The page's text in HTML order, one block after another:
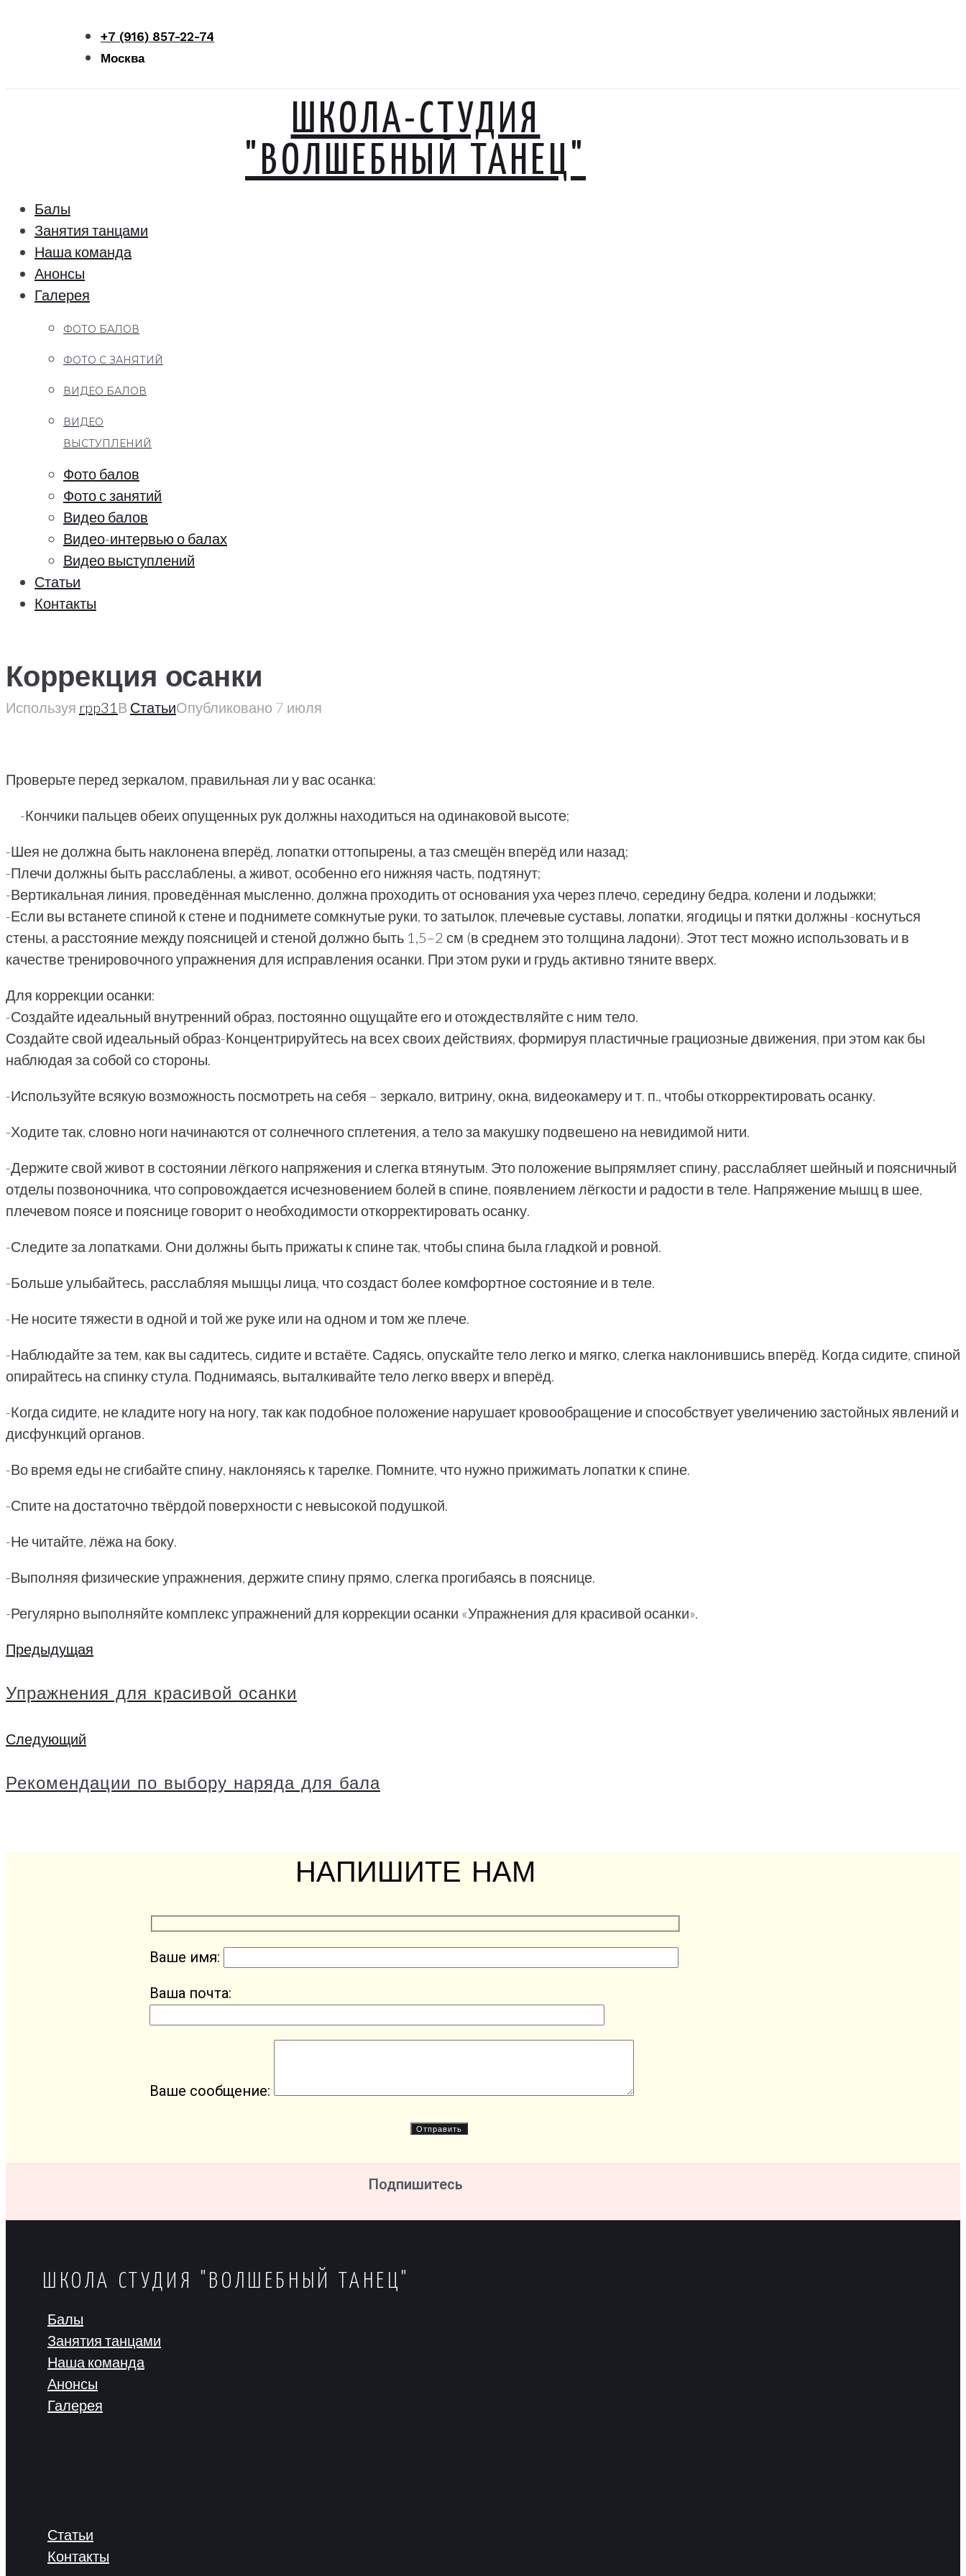
+7 (916) 857-22-74
Москва
ШКОЛА-СТУДИЯ
"ВОЛШЕБНЫЙ ТАНЕЦ"
Балы
Занятия танцами
Наша команда
Анонсы
Галерея
ФОТО БАЛОВ
ФОТО С ЗАНЯТИЙ
ВИДЕО БАЛОВ
ВИДЕО
ВЫСТУПЛЕНИЙ
Фото балов
Фото с занятий
Видео балов
Видео-интервью о балах
Видео выступлений
Статьи
Контакты
Коррекция осанки
Используя rpp31 В СтатьиОпубликовано 7 июля
Проверьте перед зеркалом, правильная ли у вас осанка:
-Кончики пальцев обеих опущенных рук должны находиться на одинаковой высоте;
-Шея не должна быть наклонена вперёд, лопатки оттопырены, а таз смещён вперёд или назад;
-Плечи должны быть расслаблены, а живот, особенно его нижняя часть, подтянут;
-Вертикальная линия, проведённая мысленно, должна проходить от основания уха через плечо, середину бедра, колени и лодыжки;
-Если вы встанете спиной к стене и поднимете сомкнутые руки, то затылок, плечевые суставы, лопатки, ягодицы и пятки должны -коснуться
стены, а расстояние между поясницей и стеной должно быть 1,5–2 см (в среднем это толщина ладони). Этот тест можно использовать и в
качестве тренировочного упражнения для исправления осанки. При этом руки и грудь активно тяните вверх.
Для коррекции осанки:
-Создайте идеальный внутренний образ, постоянно ощущайте его и отождествляйте с ним тело.
Создайте свой идеальный образ-Концентрируйтесь на всех своих действиях, формируя пластичные грациозные движения, при этом как бы
наблюдая за собой со стороны.
-Используйте всякую возможность посмотреть на себя – зеркало, витрину, окна, видеокамеру и т. п., чтобы откорректировать осанку.
-Ходите так, словно ноги начинаются от солнечного сплетения, а тело за макушку подвешено на невидимой нити.
-Держите свой живот в состоянии лёгкого напряжения и слегка втянутым. Это положение выпрямляет спину, расслабляет шейный и поясничный
отделы позвоночника, что сопровождается исчезновением болей в спине, появлением лёгкости и радости в теле. Напряжение мышц в шее,
плечевом поясе и пояснице говорит о необходимости откорректировать осанку.
-Следите за лопатками. Они должны быть прижаты к спине так, чтобы спина была гладкой и ровной.
-Больше улыбайтесь, расслабляя мышцы лица, что создаст более комфортное состояние и в теле.
-Не носите тяжести в одной и той же руке или на одном и том же плече.
-Наблюдайте за тем, как вы садитесь, сидите и встаёте. Садясь, опускайте тело легко и мягко, слегка наклонившись вперёд. Когда сидите, спиной
опирайтесь на спинку стула. Поднимаясь, выталкивайте тело легко вверх и вперёд.
-Когда сидите, не кладите ногу на ногу, так как подобное положение нарушает кровообращение и способствует увеличению застойных явлений и
дисфункций органов.
-Во время еды не сгибайте спину, наклоняясь к тарелке. Помните, что нужно прижимать лопатки к спине.
-Спите на достаточно твёрдой поверхности с невысокой подушкой.
-Не читайте, лёжа на боку.
-Выполняя физические упражнения, держите спину прямо, слегка прогибаясь в пояснице.
-Регулярно выполняйте комплекс упражнений для коррекции осанки «Упражнения для красивой осанки».
Навигация
по
записям
Предыдущая
Предыдущая
Упражнения для красивой осанки
Следующий
Следующий
Рекомендации по выбору наряда для бала
НАПИШИТЕ НАМ
Ваше имя:
Ваша почта:
Ваше сообщение:
Подпишитесь
ШКОЛА СТУДИЯ "ВОЛШЕБНЫЙ ТАНЕЦ"
Балы
Занятия танцами
Наша команда
Анонсы
Галерея
Статьи
Контакты